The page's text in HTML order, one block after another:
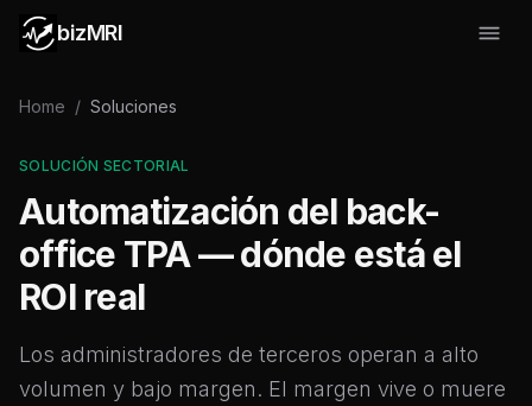
bizMRI
Home / Soluciones
SOLUCIÓN SECTORIAL
Automatización del back-
office TPA — dónde está el
ROI real
Los administradores de terceros operan a alto
volumen y bajo margen. El margen vive o muere